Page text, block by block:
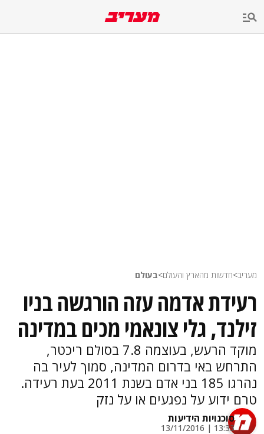
מעריב>חדשות מהארץ והעולם>בעולם
רעידת אדמה עזה הורגשה בניו
זילנד, גלי צונאמי מכים במדינה
מוקד הרעש, בעוצמה 7.8 בסולם ריכטר,
התרחש באי בדרום המדינה, סמוך לעיר בה
נהרגו 185 בני אדם בשנת 2011 בעת רעידה.
טרם ידוע על נפגעים או על נזק
סוכנויות הידיעות
13:33 | 13/11/2016